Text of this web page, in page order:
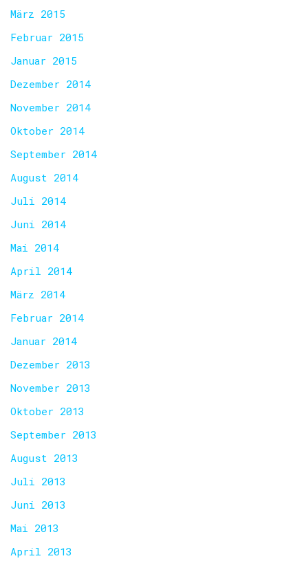
März 2015
Februar 2015
Januar 2015
Dezember 2014
November 2014
Oktober 2014
September 2014
August 2014
Juli 2014
Juni 2014
Mai 2014
April 2014
März 2014
Februar 2014
Januar 2014
Dezember 2013
November 2013
Oktober 2013
September 2013
August 2013
Juli 2013
Juni 2013
Mai 2013
April 2013